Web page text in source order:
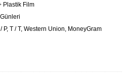
Plastik Film
P, T / T, Western Union, MoneyGram